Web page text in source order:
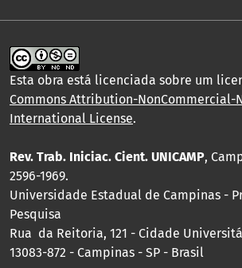
Esta obra está licenciada sobre um
Commons Attribution-NonCommercial-
International License.
Rev. Trab. Iniciac. Cient. UNICAMP,
2596-1969.
Universidade Estadual de Campinas -
Pesquisa
Rua da Reitoria, 121 - Cidade
13083-872 - Campinas - SP - Brasil